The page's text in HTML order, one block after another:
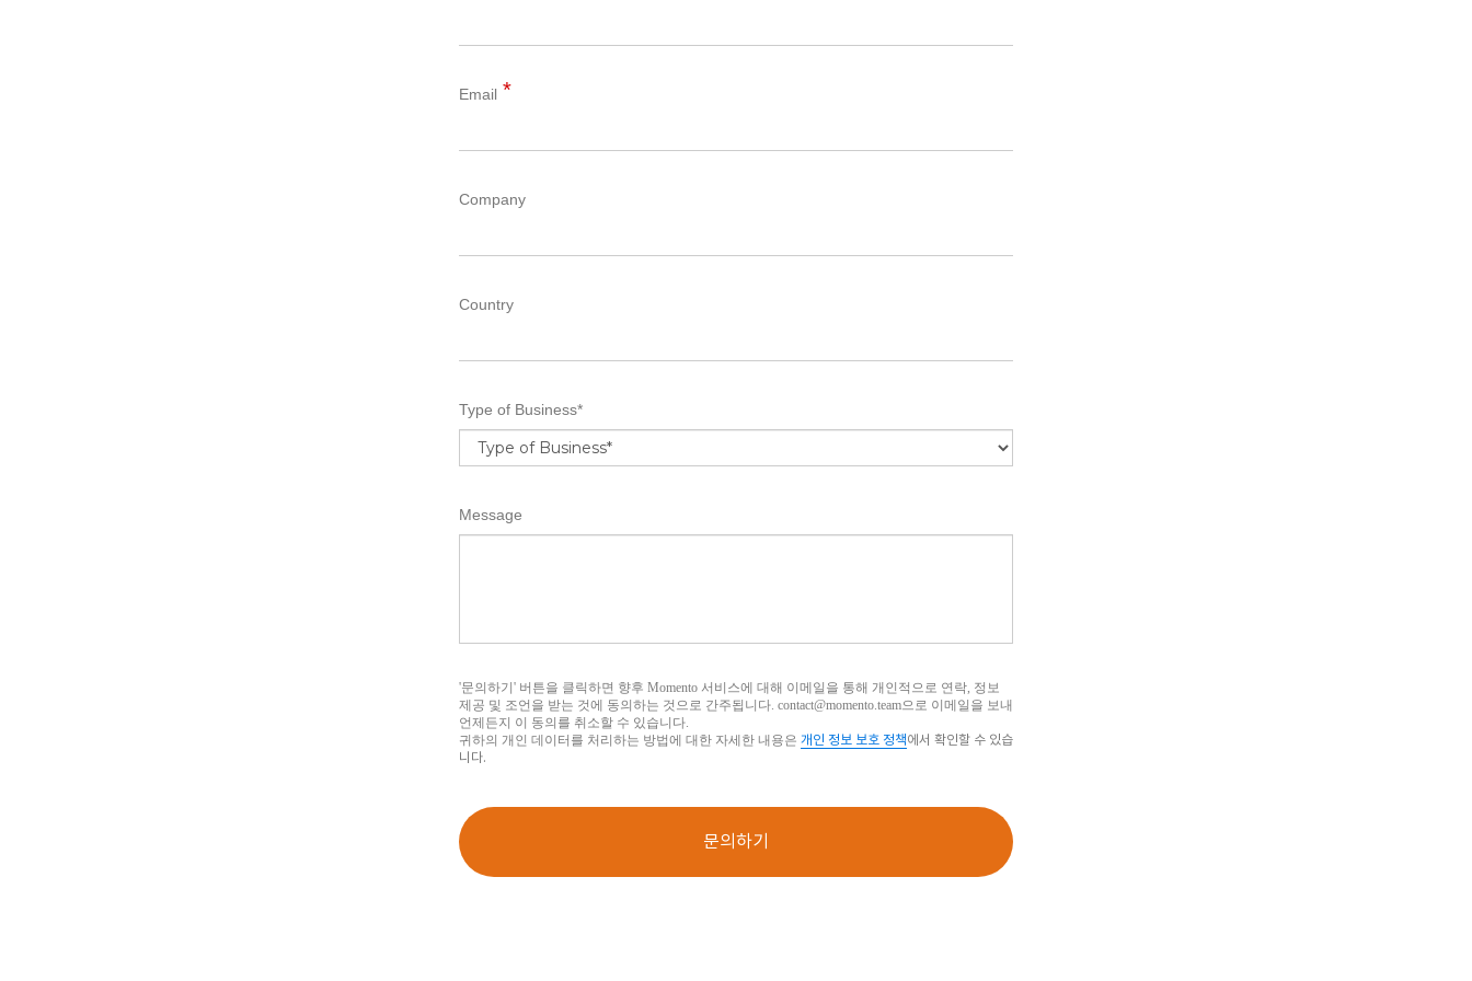
Email
Company
Country
Type of Business*
Message
'문의하기' 버튼을 클릭하면 향후 Momento 서비스에 대해 이메일을 통해 개인적으로 연락, 정보
제공 및 조언을 받는 것에 동의하는 것으로 간주됩니다. contact@momento.team으로 이메일을 보내
언제든지 이 동의를 취소할 수 있습니다.
귀하의 개인 데이터를 처리하는 방법에 대한 자세한 내용은 개인 정보 보호 정책에서 확인할 수 있습
니다.
문의하기